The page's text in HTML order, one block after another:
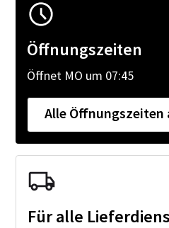
Öffnungszeiten
Öffnet MO um 07:45
Alle Öffnungszeiten
Für alle